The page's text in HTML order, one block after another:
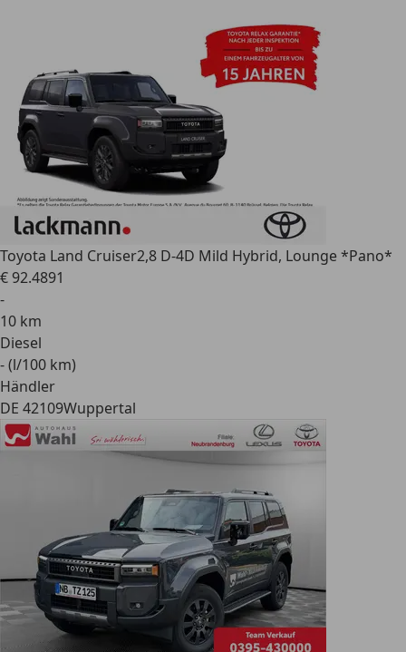
Toyota Land Cruiser2,8 D-4D Mild Hybrid, Lounge *Pano*
€ 92.4891
-
10 km
Diesel
- (l/100 km)
Händler
DE 42109Wuppertal